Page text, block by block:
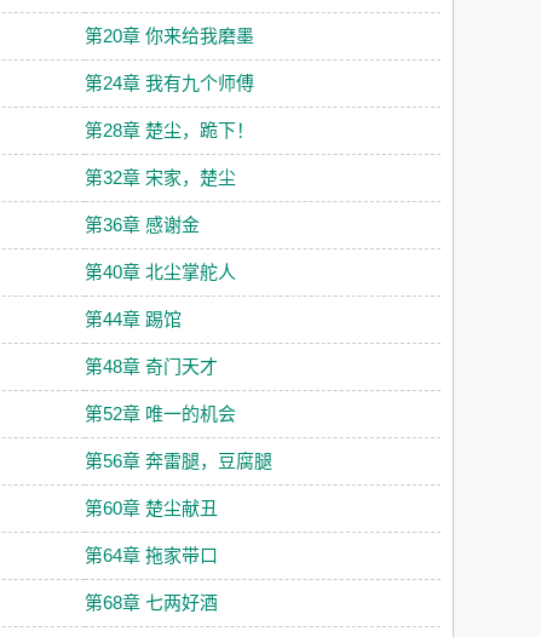
第20章 你来给我磨墨
第24章 我有九个师傅
第28章 楚尘，跪下！
第32章 宋家，楚尘
第36章 感谢金
第40章 北尘掌舵人
第44章 踢馆
第48章 奇门天才
第52章 唯一的机会
第56章 奔雷腿，豆腐腿
第60章 楚尘献丑
第64章 拖家带口
第68章 七两好酒